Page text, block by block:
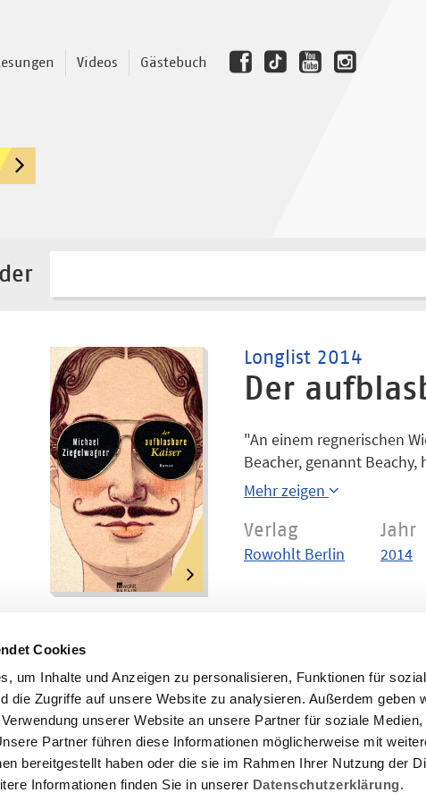
Cookies
um Inhalte und Anzeigen zu personalisieren, Funktionen für
die Zugriffe auf unsere Website zu analysieren. Außerdem geben
unserer Website an unsere Partner für soziale Medien,
Partner führen diese Informationen möglicherweise mit
bereitgestellt haben oder die sie im Rahmen Ihrer Nutzung der
Informationen finden Sie in unserer Datenschutzerklärung.
Lesungen Videos Gästebuch
Longlist 2014
Der
"An einem regnerischen
Beacher, genannt
und gerät in eine
gerade recht, denn der
Habsburg als Kaiser
einer überhaupt
Legitimisten und ihrem
Herrn Blawicz. Bald
von der Anwesenheit
Weltordnung wieder ins
erzählt mit zärtlicher
ihren monarchistischen
uns alle gelegentlich
Mehr zeigen
Verlag
Rowohlt Berlin
Jahr
2014